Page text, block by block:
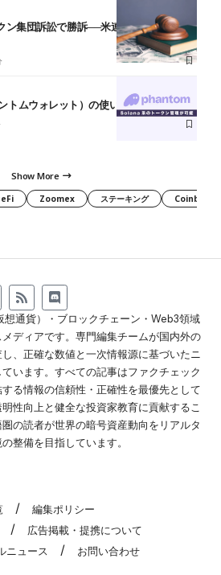
ン集団訴訟で勝訴──米連邦地裁が全請求
ムウォレット）の使い方【スマホ版】
Show More
Zoomex ステーキング Coinbase
通貨）・ブロックチェーン・Web3領域
ディアです。専門編集チームが国内外の
、正確な数値と一次情報源に基づいたニ
います。すべての記事はファクチェック
る情報の信頼性・正確性を最優先として
性向上と健全な投資家教育に貢献するこ
の読者が世界の暗号資産動向をリアルタ
整備を目指しています。
編集ポリシー
広告掲載・提携について
ニュース お問い合わせ